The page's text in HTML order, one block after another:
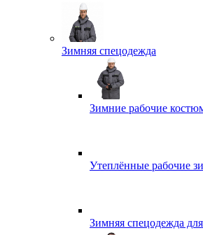
Зимняя спецодежда
Зимние рабочие
Утеплённые рабочие
Зимняя спецодежда